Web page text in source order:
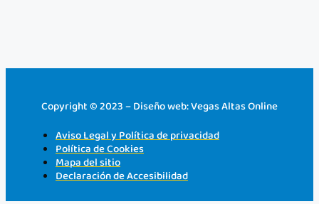
Copyright © 2023 – Diseño web: Vegas Altas Online
Aviso Legal y Política de privacidad
Política de Cookies
Mapa del sitio
Declaración de Accesibilidad